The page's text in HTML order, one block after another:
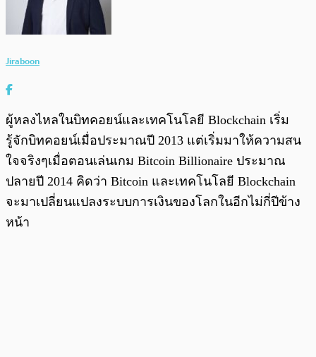
Jiraboon
ผู้หลงไหลในบิทคอยน์และเทคโนโลยี Blockchain เริ่ม
รู้จักบิทคอยน์เมื่อประมาณปี 2013 แต่เริ่มมาให้ความสน
ใจจริงๆเมื่อตอนเล่นเกม Bitcoin Billionaire ประมาณ
ปลายปี 2014 คิดว่า Bitcoin และเทคโนโลยี Blockchain
จะมาเปลี่ยนแปลงระบบการเงินของโลกในอีกไม่กี่ปีข้าง
หน้า